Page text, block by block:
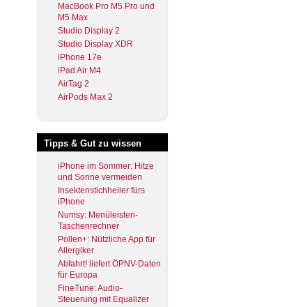
MacBook Pro M5 Pro und
M5 Max
Studio Display 2
Studio Display XDR
iPhone 17e
iPad Air M4
AirTag 2
AirPods Max 2
Tipps & Gut zu wissen
iPhone im Sommer: Hitze
und Sonne vermeiden
Insektenstichheiler fürs
iPhone
Numsy: Menüleisten-
Taschenrechner
Pollen+: Nützliche App für
Allergiker
Abfahrt! liefert ÖPNV-Daten
für Europa
FineTune: Audio-
Steuerung mit Equalizer